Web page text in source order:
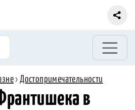
›Достопримечательности
в